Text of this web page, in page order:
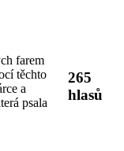
farem
těchto
a
psala
265
hlasů